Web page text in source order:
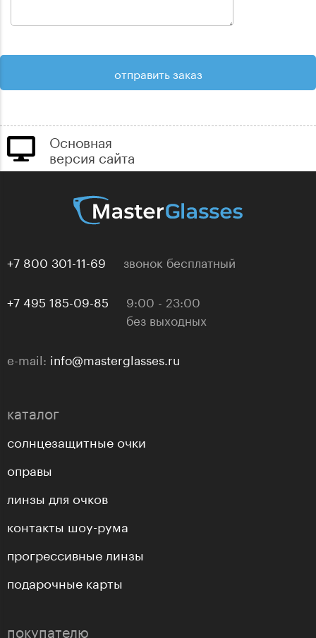
Основная
версия сайта
+7 800 301-11-69 звонок бесплатный
+7 495 185-09-85
9:00 - 23:00
без выходных
e-mail: info@masterglasses.ru
каталог
солнцезащитные очки
оправы
линзы для очков
контакты шоу-рума
прогрессивные линзы
подарочные карты
покупателю